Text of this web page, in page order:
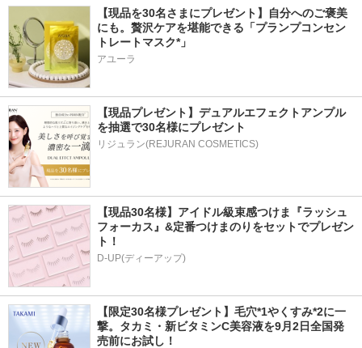
【現品を30名さまにプレゼント】自分へのご褒美
にも。贅沢ケアを堪能できる「プランプコンセン
トレートマスク*」
アユーラ
【現品プレゼント】デュアルエフェクトアンプル
を抽選で30名様にプレゼント
リジュラン(REJURAN COSMETICS)
【現品30名様】アイドル級束感つけま『ラッシュ
フォーカス』&定番つけまのりをセットでプレゼン
ト！
D-UP(ディーアップ)
【限定30名様プレゼント】毛穴*1やくすみ*2に一
撃。タカミ・新ビタミンC美容液を9月2日全国発
売前にお試し！